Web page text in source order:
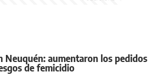
Neuquén: aumentaron los pedidos
de femicidio